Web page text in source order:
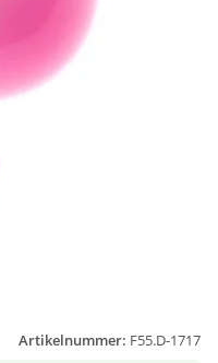
Artikelnummer: F55.D-1717